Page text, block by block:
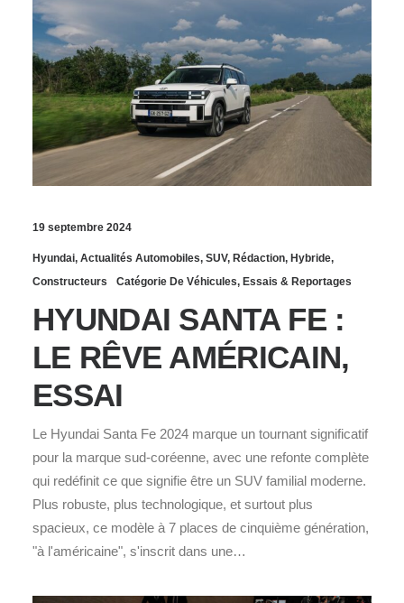
19 septembre 2024
Hyundai, Actualités Automobiles, SUV, Rédaction, Hybride,
Constructeurs
Catégorie De Véhicules, Essais & Reportages
HYUNDAI SANTA FE :
LE RÊVE AMÉRICAIN,
ESSAI
Le Hyundai Santa Fe 2024 marque un tournant significatif
pour la marque sud-coréenne, avec une refonte complète
qui redéfinit ce que signifie être un SUV familial moderne.
Plus robuste, plus technologique, et surtout plus
spacieux, ce modèle à 7 places de cinquième génération,
"à l'américaine", s'inscrit dans une…